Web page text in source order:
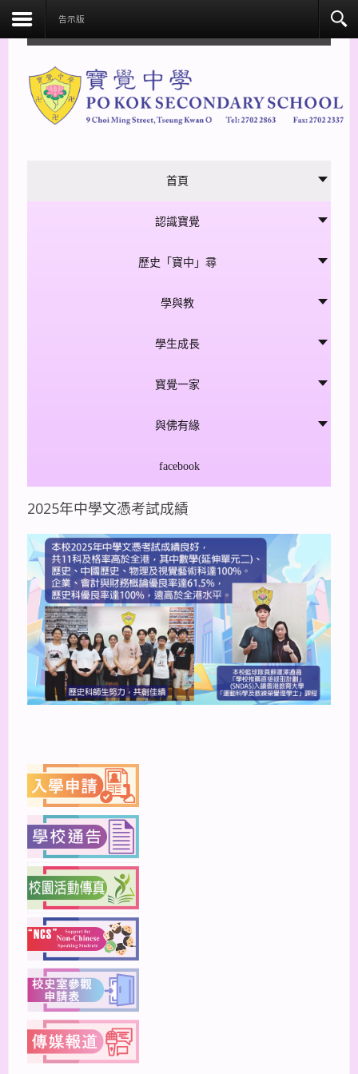
告示版
首頁
認識寶覺
歷史「寶中」尋
學與教
學生成長
寳覺一家
與佛有緣
facebook
2025年中學文憑考試成績